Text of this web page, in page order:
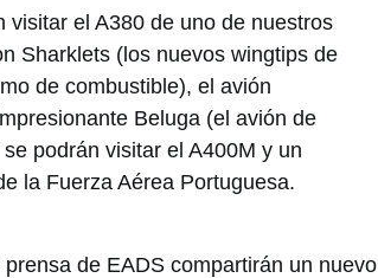
el A380 de uno de nuestros
Sharklets (los nuevos wingtips de
de combustible), el avión
Beluga (el avión de
podrán visitar el A400M y un
la Fuerza Aérea Portuguesa.
de EADS compartirán un nuevo